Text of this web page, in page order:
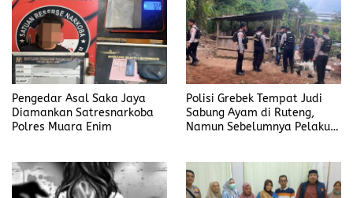
k
n
Pengedar Asal Saka Jaya
Diamankan Satresnarkoba
Polres Muara Enim
Polisi Grebek Tempat Judi
Sabung Ayam di Ruteng,
Namun Sebelumnya Pelaku